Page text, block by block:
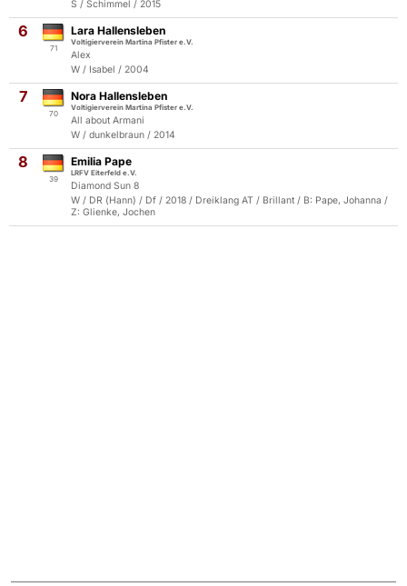
S / Schimmel / 2015
6
71
Lara Hallensleben
Voltigierverein Martina Pfister e.V.
Alex
W / Isabel / 2004
7
70
Nora Hallensleben
Voltigierverein Martina Pfister e.V.
All about Armani
W / dunkelbraun / 2014
8
39
Emilia Pape
LRFV Eiterfeld e.V.
Diamond Sun 8
W / DR (Hann) / Df / 2018 / Dreiklang AT / Brillant / B: Pape, Johanna /
Z: Glienke, Jochen